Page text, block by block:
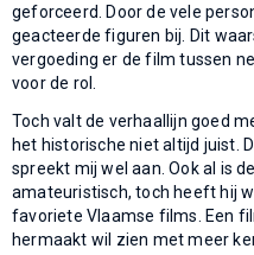
geforceerd. Door de vele
geacteerde figuren bij. Dit
vergoeding er de film tussen
voor de rol.
Toch valt de verhaallijn goed
het historische niet altijd juist.
spreekt mij wel aan. Ook al is
amateuristisch, toch heeft hij
favoriete Vlaamse films. Een
hermaakt wil zien met meer